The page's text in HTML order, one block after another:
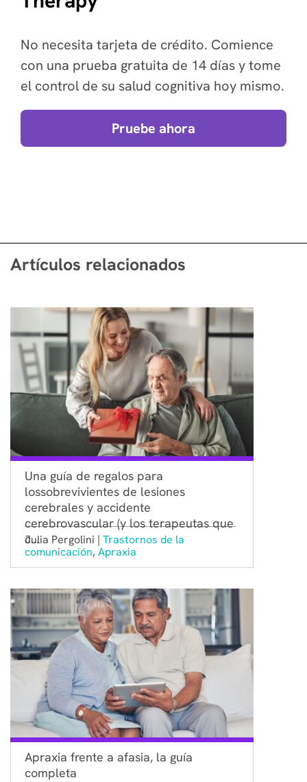
No necesita tarjeta de crédito. Comience
con una prueba gratuita de 14 días y tome
el control de su salud cognitiva hoy mismo.
Pruebe ahora
Artículos relacionados
Una guía de regalos para
lossobrevivientes de lesiones
cerebrales y accidente
cerebrovascular (y los terapeutas que
c...
Julia Pergolini | Trastornos de la
comunicación, Apraxia
Apraxia frente a afasia, la guía
completa